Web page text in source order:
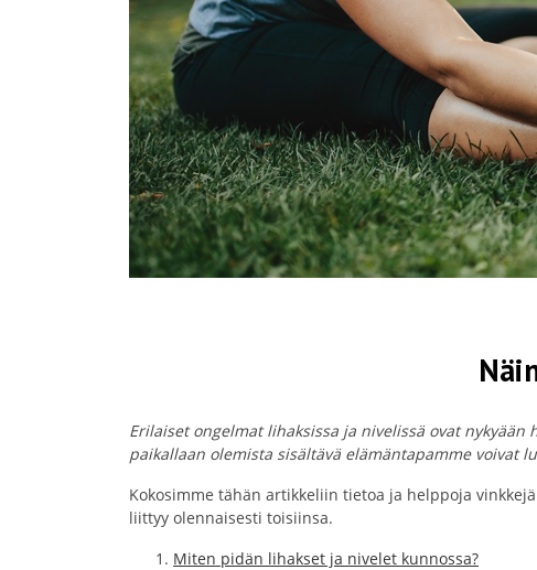
Erilaiset ongelmat lihaksissa ja nivelissä ovat
paikallaan olemista sisältävä elämäntapamme voivat
Kokosimme tähän artikkeliin tietoa ja helppoja
liittyy olennaisesti toisiinsa.
Miten pidän lihakset ja nivelet kunnossa?